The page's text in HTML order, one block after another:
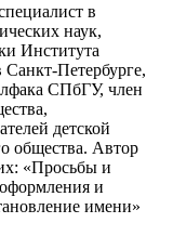
в
наук,
Института
Петербурге,
СПбГУ, член
детской
общества. Автор
«Просьбы и
и
имени»